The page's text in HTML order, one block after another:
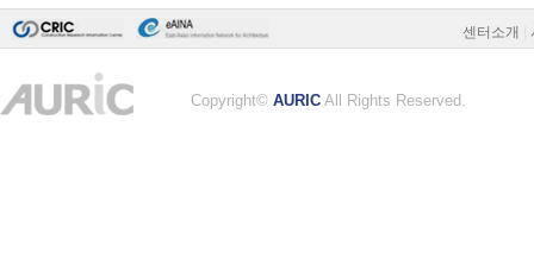
센터소개
Copyright© AURIC All Rights Reserved.